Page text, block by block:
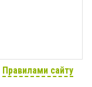
Правилами сайту